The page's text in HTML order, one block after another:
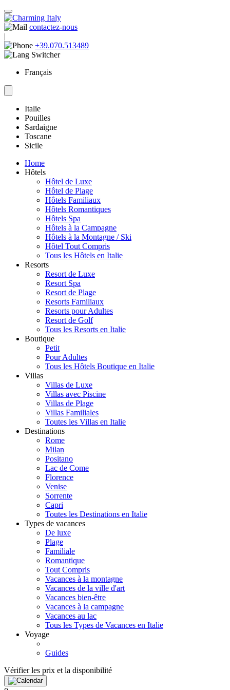
contactez-nous
|
+39.070.513489
Français
Italie
Pouilles
Sardaigne
Toscane
Sicile
Home
Hôtels
Hôtel de Luxe
Hôtel de Plage
Hôtels Familiaux
Hôtels Romantiques
Hôtels Spa
Hôtels à la Campagne
Hôtels à la Montagne / Ski
Hôtel Tout Compris
Tous les Hôtels en Italie
Resorts
Resort de Luxe
Resort Spa
Resort de Plage
Resorts Familiaux
Resorts pour Adultes
Resort de Golf
Tous les Resorts en Italie
Boutique
Petit
Pour Adultes
Tous les Hôtels Boutique en Italie
Villas
Villas de Luxe
Villas avec Piscine
Villas de Plage
Villas Familiales
Toutes les Villas en Italie
Destinations
Rome
Milan
Positano
Lac de Come
Florence
Venise
Sorrente
Capri
Toutes les Destinations en Italie
Types de vacances
De luxe
Plage
Familiale
Romantique
Tout Compris
Vacances à la montagne
Vacances de la ville d'art
Vacances bien-être
Vacances à la campagne
Vacances au lac
Tous les Types de Vacances en Italie
Voyage
Guides
Vérifier les prix et la disponibilité